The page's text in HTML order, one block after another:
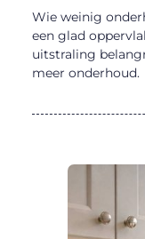
Wie weinig
een glad
uitstraling
meer onderhoud.